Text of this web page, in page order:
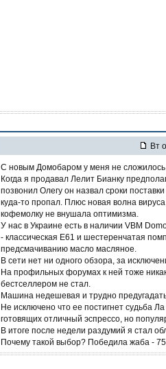
Вт
С новым Домобаром у меня не
Когда я продавал Лелит Бианку
позвонил Олегу он назвал сроки
куда-то пропал. Плюс новая волна
кофемолку не внушала оптимизма.
У нас в Украине есть в наличии VBM
- классическая Е61 и шестеренчатая
предсмачиванию масло масляное.
В сети нет ни одного обзора, за
На профильных форумах к ней тоже
бестселлером не стал.
Машина недешевая и трудно
Не исключено что ее постигнет судьба
готовящих отличный эспрессо, но
В итоге после недели раздумий я стал
Почему такой выбор? Победила жаба -